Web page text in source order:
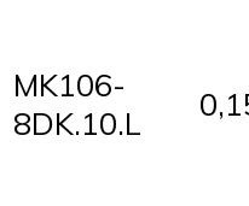
MK106-
8DK.10.L